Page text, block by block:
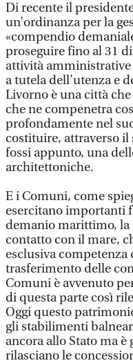
Di recente il
un’ordinanza per la
«compendio
proseguire fino al 31
attività amministrative
a tutela dell’utenza e
Livorno è una città
che ne compenetra
profondamente nel
costituire, attraverso
fossi appunto, una
architettoniche.
E i Comuni, come
esercitano importanti
demanio marittimo, la
contatto con il mare,
esclusiva competenza
trasferimento delle
Comuni è avvenuto
di questa parte così
Oggi questo
gli stabilimenti
ancora allo Stato ma
rilasciano le